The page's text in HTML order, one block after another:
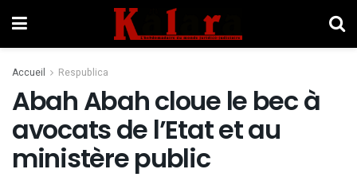
Accueil Respublica
Abah Abah cloue le bec à
avocats de l’Etat et au
ministère public